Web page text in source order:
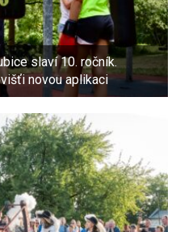
slaví 10. ročník.
novou aplikaci